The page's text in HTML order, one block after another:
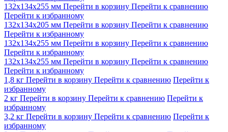
132x134x255 мм Перейти в корзину Перейти к сравнению
Перейти к избранному
132x134x205 мм Перейти в корзину Перейти к сравнению
Перейти к избранному
132x134x255 мм Перейти в корзину Перейти к сравнению
Перейти к избранному
132x134x255 мм Перейти в корзину Перейти к сравнению
Перейти к избранному
1,8 кг Перейти в корзину Перейти к сравнению Перейти к
избранному
2 кг Перейти в корзину Перейти к сравнению Перейти к
избранному
3,2 кг Перейти в корзину Перейти к сравнению Перейти к
избранному